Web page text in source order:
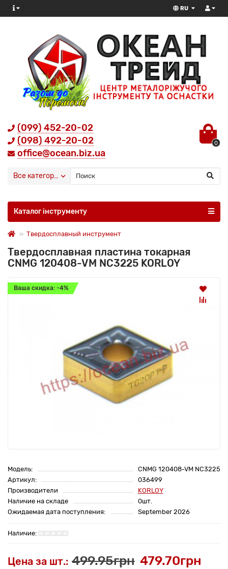
RU
(099) 452-20-02
(098) 492-20-02
office@ocean.biz.ua
0
Все категории
Каталог інструменту
Твердосплавный инструмент
Твердосплавная пластина токарная
CNMG 120408-VM NC3225 KORLOY
Ваша скидка: -4%
Модель:
CNMG 120408-VM NC3225
Артикул:
036499
Производители
KORLOY
Наличие на складе
0шт.
Ожидаемая дата поступления:
September 2026
Цена за шт.: 499.95грн 479.70грн